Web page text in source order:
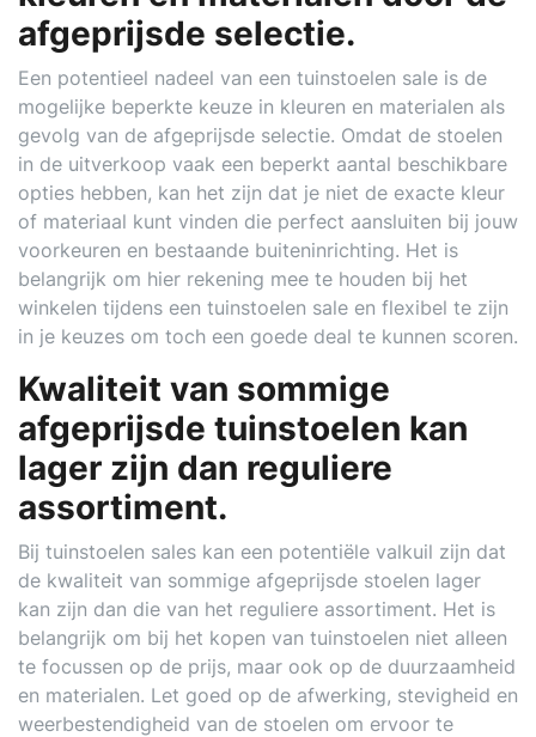
afgeprijsde selectie.
Een potentieel nadeel van een tuinstoelen sale is de
mogelijke beperkte keuze in kleuren en materialen als
gevolg van de afgeprijsde selectie. Omdat de stoelen
in de uitverkoop vaak een beperkt aantal beschikbare
opties hebben, kan het zijn dat je niet de exacte kleur
of materiaal kunt vinden die perfect aansluiten bij jouw
voorkeuren en bestaande buiteninrichting. Het is
belangrijk om hier rekening mee te houden bij het
winkelen tijdens een tuinstoelen sale en flexibel te zijn
in je keuzes om toch een goede deal te kunnen scoren.
Kwaliteit van sommige
afgeprijsde tuinstoelen kan
lager zijn dan reguliere
assortiment.
Bij tuinstoelen sales kan een potentiële valkuil zijn dat
de kwaliteit van sommige afgeprijsde stoelen lager
kan zijn dan die van het reguliere assortiment. Het is
belangrijk om bij het kopen van tuinstoelen niet alleen
te focussen op de prijs, maar ook op de duurzaamheid
en materialen. Let goed op de afwerking, stevigheid en
weerbestendigheid van de stoelen om ervoor te